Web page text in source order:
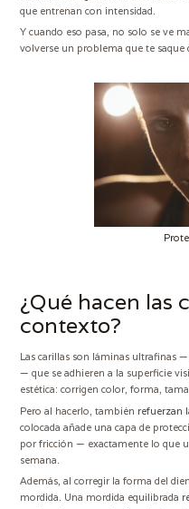
que entrenan con intensidad.
Y cuando eso pasa, no solo se ve
volverse un problema que te saque
¿Qué hacen las
contexto?
Las carillas son láminas ultrafinas
— que se adhieren a la superficie
estética: corrigen color, forma,
Pero al hacerlo, también refuerzan
colocada añade una capa de
por fricción — exactamente lo que
semana.
Además, al corregir la forma del
mordida. Una mordida equilibrada